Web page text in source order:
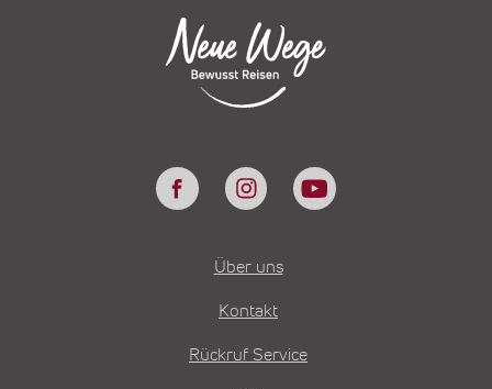
Über uns
Kontakt
Rückruf Service